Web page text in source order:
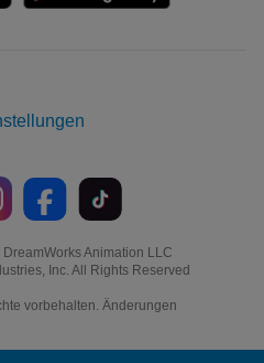
Animation LLC
Inc. All Rights Reserved
vorbehalten. Änderungen